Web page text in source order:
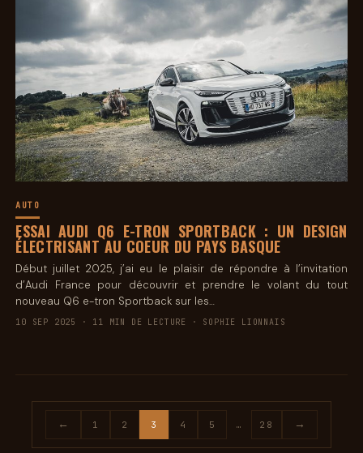
AUTO
ESSAI AUDI Q6 E-TRON SPORTBACK : UN DESIGN
ÉLECTRISANT AU COEUR DU PAYS BASQUE
Début juillet 2025, j’ai eu le plaisir de répondre à l’invitation
d’Audi France pour découvrir et prendre le volant du tout
nouveau Q6 e-tron Sportback sur les…
10 SEP 2025 · 11 MIN DE LECTURE · SOPHIE LIONNAIS
← 1 2 3 4 5 … 28 →